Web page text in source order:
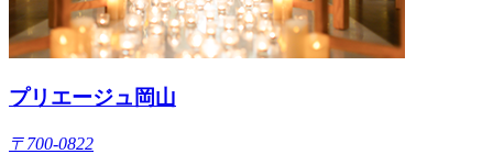
プリエージュ岡山
〒700-0822